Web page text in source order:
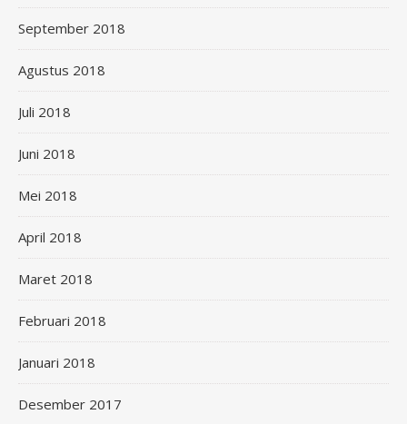
September 2018
Agustus 2018
Juli 2018
Juni 2018
Mei 2018
April 2018
Maret 2018
Februari 2018
Januari 2018
Desember 2017